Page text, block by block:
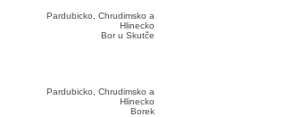
Pardubicko, Chrudimsko a
Hlinecko
Bor u Skutče
Pardubicko, Chrudimsko a
Hlinecko
Borek